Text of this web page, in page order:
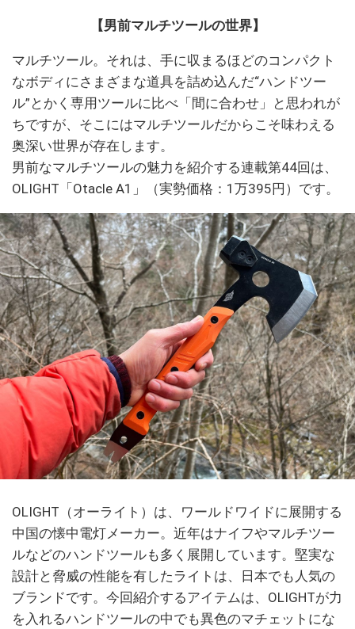
【男前マルチツールの世界】
マルチツール。それは、手に収まるほどのコンパクト
なボディにさまざまな道具を詰め込んだ“ハンドツー
ル”とかく専用ツールに比べ「間に合わせ」と思われが
ちですが、そこにはマルチツールだからこそ味わえる
奥深い世界が存在します。
男前なマルチツールの魅力を紹介する連載第44回は、
OLIGHT「Otacle A1」（実勢価格：1万395円）です。
OLIGHT（オーライト）は、ワールドワイドに展開する
中国の懐中電灯メーカー。近年はナイフやマルチツー
ルなどのハンドツールも多く展開しています。堅実な
設計と脅威の性能を有したライトは、日本でも人気の
ブランドです。今回紹介するアイテムは、OLIGHTが力
を入れるハンドツールの中でも異色のマチェットにな